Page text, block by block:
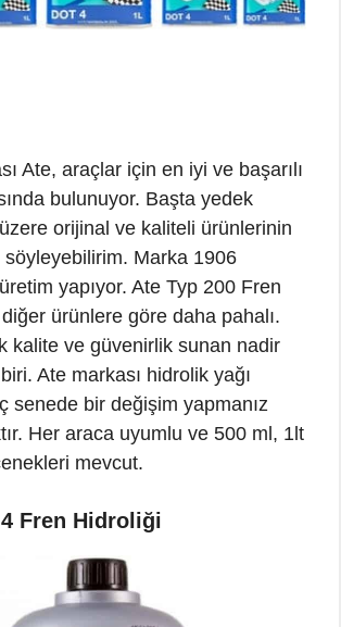
Ate, araçlar için en iyi ve başarılı
bulunuyor. Başta yedek
orijinal ve kaliteli ürünlerinin
söyleyebilirim. Marka 1906
yapıyor. Ate Typ 200 Fren
ürünlere göre daha pahalı.
kalite ve güvenirlik sunan nadir
Ate markası hidrolik yağı
senede bir değişim yapmanız
Her araca uyumlu ve 500 ml, 1lt
mevcut.
Fren Hidroliği